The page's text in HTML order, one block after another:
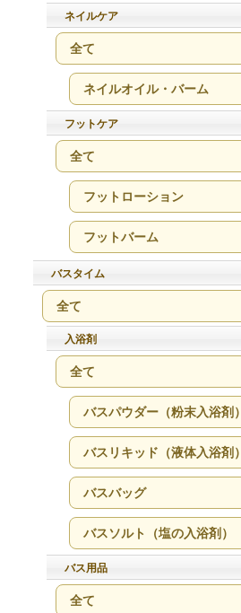
ネイルケア
全て
ネイルオイル・バーム
フットケア
全て
フットローション
フットバーム
バスタイム
全て
入浴剤
全て
バスパウダー（粉末入浴剤）
バスリキッド（液体入浴剤）
バスバッグ
バスソルト（塩の入浴剤）
バス用品
全て